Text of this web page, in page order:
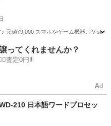
元値¥9,000 スマホやゲーム機器､TV
ってくれませんか？
査定0円‼️
Ad
210 日本語ワードプロセッ